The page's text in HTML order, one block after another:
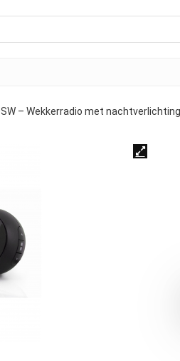
– Wekkerradio met nachtverlichting